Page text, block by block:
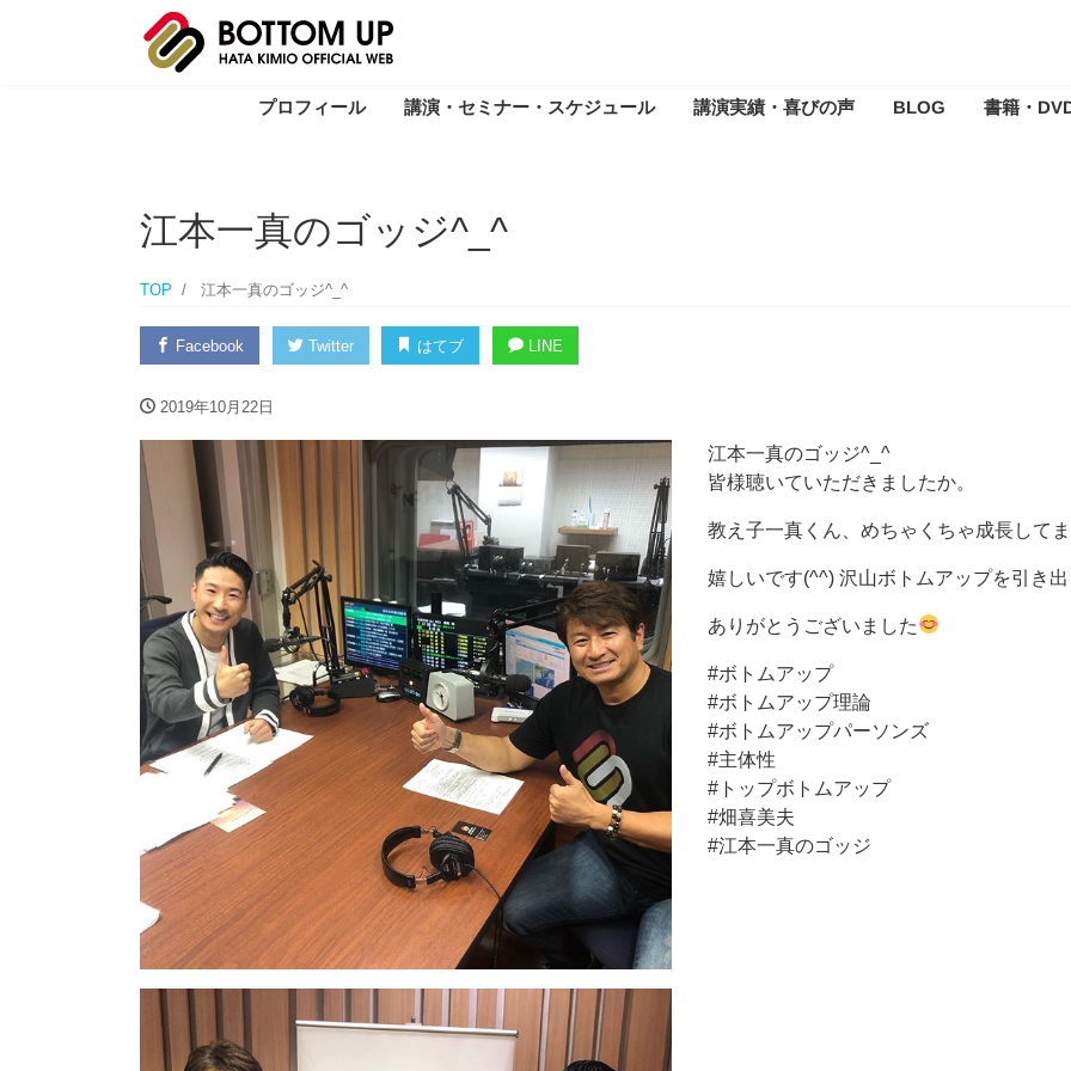
プロフィール 講演・セミナー・スケジュール 講演実績・喜びの声 BLOG 書籍・
江本一真のゴッジ^_^
TOP 江本一真のゴッジ^_^
Facebook Twitter はてブ LINE
2019年10月22日
江本一真のゴッジ^_^
皆様聴いていただきましたか。
教え子一真くん、めちゃくちゃ成長して
嬉しいです(^^) 沢山ボトムアップを引き出
ありがとうございました
#ボトムアップ
#ボトムアップ理論
#ボトムアップパーソンズ
#主体性
#トップボトムアップ
#畑喜美夫
#江本一真のゴッジ